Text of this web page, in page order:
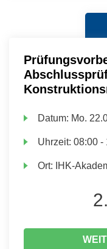
Datum: Mo.
Uhrzeit:08:00 -
Ort: IHK-